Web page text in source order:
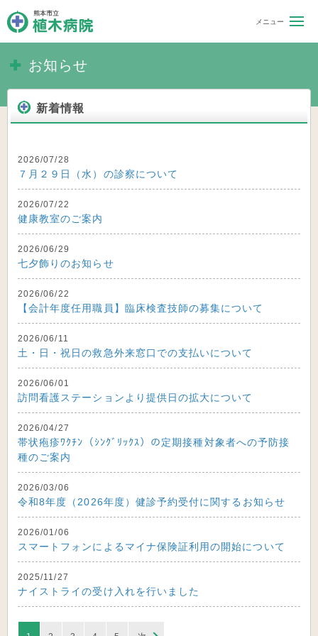
お知らせ
新着情報
2026/07/28
７月２９日（水）の診察について
2026/07/22
健康教室のご案内
2026/06/29
七夕飾りのお知らせ
2026/06/22
【会計年度任用職員】臨床検査技師の募集について
2026/06/11
土・日・祝日の救急外来窓口での支払いについて
2026/06/01
訪問看護ステーションより提供日の拡大について
2026/04/27
帯状疱疹ﾜｸﾁﾝ（ｼﾝｸﾞﾘｯｸｽ）の定期接種対象者への予防接
種のご案内
2026/03/06
令和8年度（2026年度）健診予約受付に関するお知らせ
2026/01/06
スマートフォンによるマイナ保険証利用の開始について
2025/11/27
ナイストライの受け入れを行いました